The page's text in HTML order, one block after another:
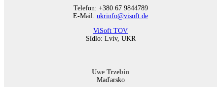
Telefon: +380 67 9844789
E-Mail: ukrinfo@visoft.de
ViSoft TOV
Sídlo: Lviv, UKR
Uwe Trzebin
Maďarsko